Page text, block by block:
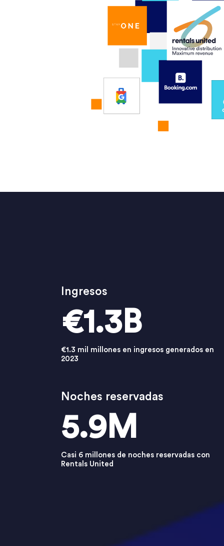
Ingresos
€1.3B
€1.3 mil millones en ingresos generados en
2023
Noches reservadas
5.9M
Casi 6 millones de noches reservadas con
Rentals United